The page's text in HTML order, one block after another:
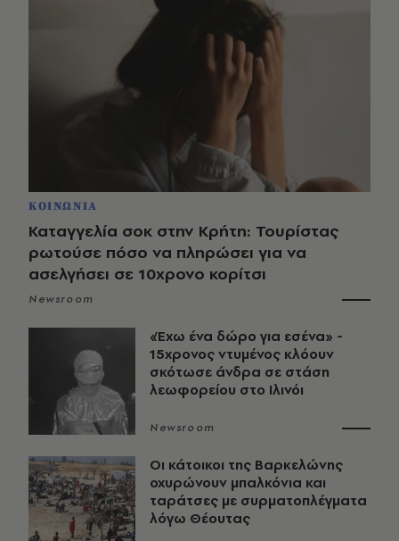
ΚΟΙΝΩΝΙΑ
Καταγγελία σοκ στην Κρήτη: Τουρίστας
ρωτούσε πόσο να πληρώσει για να
ασελγήσει σε 10χρονο κορίτσι
Newsroom
«Έχω ένα δώρο για εσένα» -
15χρονος ντυμένος κλόουν
σκότωσε άνδρα σε στάση
λεωφορείου στο Ιλινόι
Newsroom
Οι κάτοικοι της Βαρκελώνης
οχυρώνουν μπαλκόνια και
ταράτσες με συρματοπλέγματα
λόγω Θέουτας